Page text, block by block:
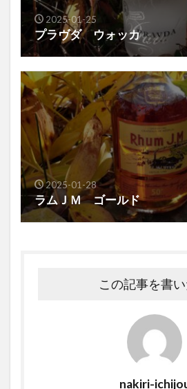
2025-01-25
プラヴダ ウォッカ
2025-01-28
ラムＪＭ ゴールド
この記事を書
nakiri-